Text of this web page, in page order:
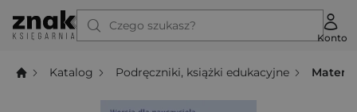
Czego szukasz?
Konto
Katalog Podręczniki, książki edukacyjne